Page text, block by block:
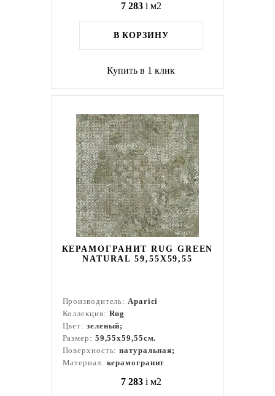
7 283 i м2
В КОРЗИНУ
Купить в 1 клик
КЕРАМОГРАНИТ RUG GREEN
NATURAL 59,55X59,55
Производитель:Aparici
Коллекция: Rug
Цвет: зеленый;
Размер: 59,55x59,55см.
Поверхность:натуральная;
Материал: керамогранит
7 283 i м2